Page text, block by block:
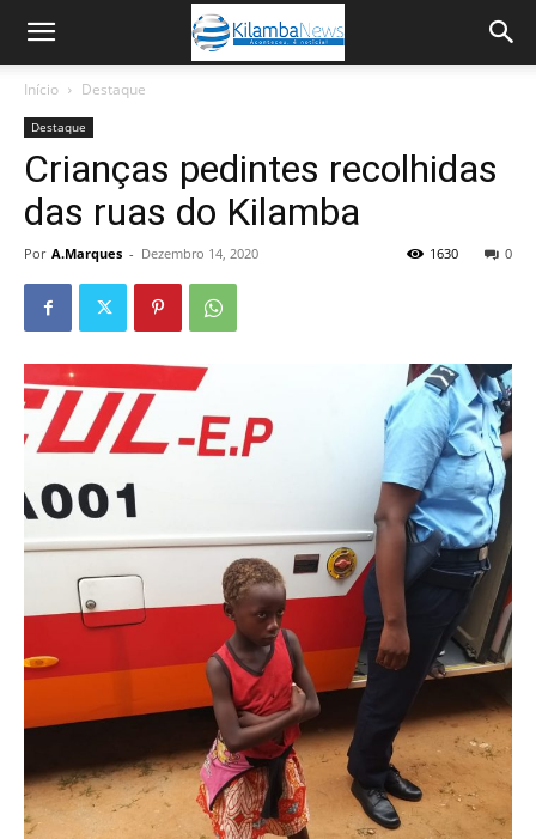
Início Destaque
Destaque
Crianças pedintes recolhidas
das ruas do Kilamba
Por A.Marques - Dezembro 14, 2020 0
1630